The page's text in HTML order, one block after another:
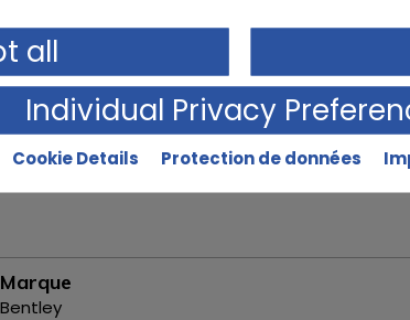
Emplacement
Marque
Bentley
all
Individual Privacy
Cookie Details Protection de données